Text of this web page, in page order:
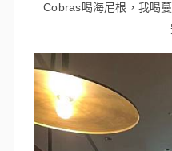
Cobras喝海尼根，我喝